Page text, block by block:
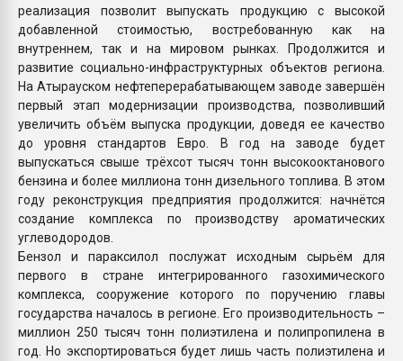
реализация позволит выпускать продукцию с высокой
добавленной стоимостью, востребованную как на
внутреннем, так и на мировом рынках. Продолжится и
развитие социально-инфраструктурных объектов региона.
На Атырауском нефтеперерабатывающем заводе завершён
первый этап модернизации производства, позволивший
увеличить объём выпуска продукции, доведя ее качество
до уровня стандартов Евро. В год на заводе будет
выпускаться свыше трёхсот тысяч тонн высокооктанового
бензина и более миллиона тонн дизельного топлива. В этом
году реконструкция предприятия продолжится: начнётся
создание комплекса по производству ароматических
углеводородов.
Бензол и параксилол послужат исходным сырьём для
первого в стране интегрированного газохимического
комплекса, сооружение которого по поручению главы
государства началось в регионе. Его производительность –
миллион 250 тысяч тонн полиэтилена и полипропилена в
год. Но экспортироваться будет лишь часть полиэтилена и